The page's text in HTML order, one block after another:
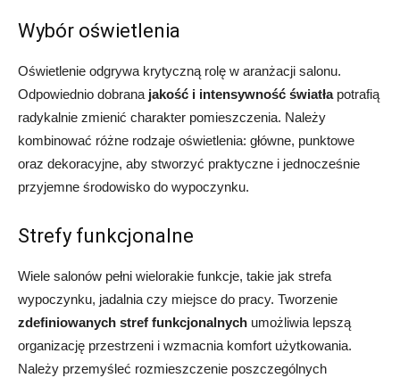
Wybór oświetlenia
Oświetlenie odgrywa krytyczną rolę w aranżacji salonu.
Odpowiednio dobrana jakość i intensywność światłapotrafią
radykalnie zmienić charakter pomieszczenia. Należy
kombinować różne rodzaje oświetlenia: główne, punktowe
oraz dekoracyjne, aby stworzyć praktyczne i jednocześnie
przyjemne środowisko do wypoczynku.
Strefy funkcjonalne
Wiele salonów pełni wielorakie funkcje, takie jak strefa
wypoczynku, jadalnia czy miejsce do pracy. Tworzenie
zdefiniowanych stref funkcjonalnych umożliwia lepszą
organizację przestrzeni i wzmacnia komfort użytkowania.
Należy przemyśleć rozmieszczenie poszczególnych